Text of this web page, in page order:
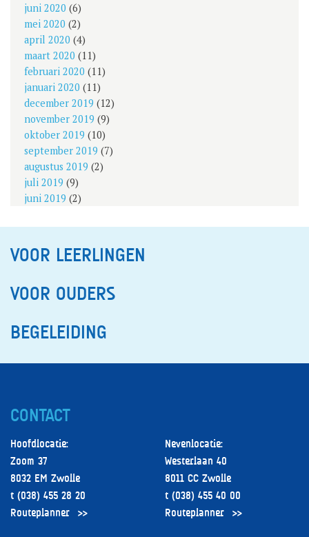
juni 2020 (6)
mei 2020 (2)
april 2020 (4)
maart 2020 (11)
februari 2020 (11)
januari 2020 (11)
december 2019 (12)
november 2019 (9)
oktober 2019 (10)
september 2019 (7)
augustus 2019 (2)
juli 2019 (9)
juni 2019 (2)
VOOR LEERLINGEN
VOOR OUDERS
BEGELEIDING
CONTACT
Hoofdlocatie:
Zoom 37
8032 EM Zwolle
t (038) 455 28 20
Routeplanner
Nevenlocatie:
Westerlaan 40
8011 CC Zwolle
t (038) 455 40 00
Routeplanner